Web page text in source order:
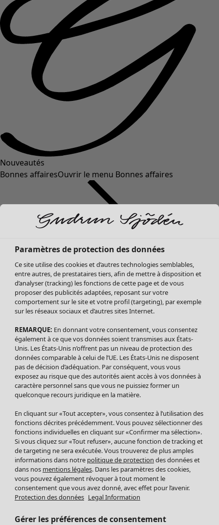
Nouveautés
Bonnes affairesOuvrir le menu Bonnes affaires
Soldes Vêtements
Tous les vêtements
Robes
Tuniques
Blouses
Tops
Gilets
Pantalon
Jupes
Leggings et collants
Accessoires
Chaussures
Vêtements de bain
Basics
Soldes Mobilier
Bonnes affaires déco
Décoration
Textiles
Tapis
Éponge
Paramètres de protection des données
Ce site utilise des cookies et d’autres technologies semblables,
entre autres, de prestataires tiers, afin de mettre à disposition et
d’analyser (tracking) les fonctions de cette page et de vous
proposer des publicités adaptées, reposant sur votre
comportement sur le site et votre profil (targeting), par exemple
sur les réseaux sociaux et d’autres sites Internet.
REMARQUE: En donnant votre consentement, vous consentez
également à ce que vos données soient transmises aux États-
Unis. Les États-Unis n’offrent pas un niveau de protection des
données comparable à celui de l’UE. Les États-Unis ne disposent
pas de décision d’adéquation. Par conséquent, vous vous
exposez au risque que des autorités aient accès à vos données à
caractère personnel sans que vous ne puissiez former un
quelconque recours juridique en la matière.
En cliquant sur «Tout accepter», vous consentez à l’utilisation des
fonctions décrites précédemment. Vous pouvez sélectionner des
fonctions individuelles en cliquant sur «Confirmer ma sélection».
Si vous cliquez sur «Tout refuser», aucune fonction de tracking et
de targeting ne sera exécutée. Vous trouverez de plus amples
informations dans notre politique de protection des données et
dans nos mentions légales. Dans les paramètres des cookies,
vous pouvez également révoquer à tout moment le
consentement que vous avez donné, avec effet pour l’avenir.
Protection des données Legal Information
Gérer les préférences de consentement